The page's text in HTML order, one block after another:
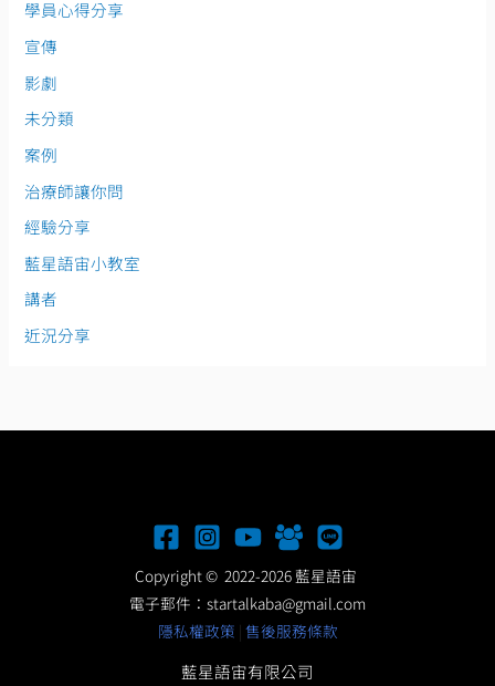
學員心得分享
宣傳
影劇
未分類
案例
治療師讓你問
經驗分享
藍星語宙小教室
講者
近況分享
Copyright © 2022-2026 藍星語宙
電子郵件： startalkaba@gmail.com
隱私權政策 | 售後服務條款
藍星語宙有限公司